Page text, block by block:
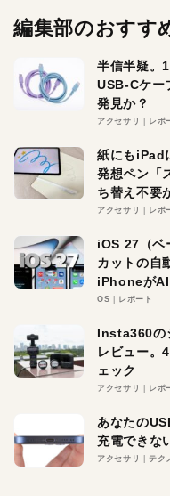
編集部のおすす
半信半疑。
USB-Cケー
発見か？
アクセサリ レポ
紙にもiPad
発想ペン「
ち替え不要
アクセサリ レポ
iOS 27（ベ
カットの自
iPhoneがAI
OS レポート
Insta360の
レビュー。
ェック
アクセサリ レポ
あなたの
充電できな
アクセサリ テク